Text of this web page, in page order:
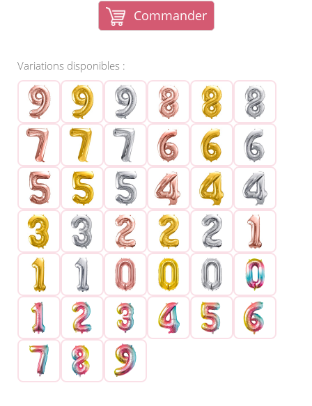
Commander
Variations disponibles :